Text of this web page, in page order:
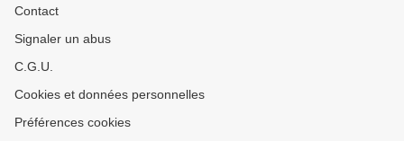
Contact
Signaler un abus
C.G.U.
Cookies et données personnelles
Préférences cookies